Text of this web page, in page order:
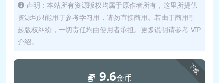
🎵 5. 存在绝对的道德制高点吗.mp3
📄 5. 存在绝对的道德制高点吗.pdf
🎵 6. 推己及人就是道德吗.mp3
🎵 7. 有绝对的公平和正义吗.mp3
📄 7. 有绝对的公平和正义吗？.pdf
声明：本站所有资源版权均属于原作者所有，这里所提供
资源均只能用于参考学习用，请勿直接商用。若由于商用引
起版权纠纷，一切责任均由使用者承担。更多说明请参考 VIP
介绍。
下载
9.6金币